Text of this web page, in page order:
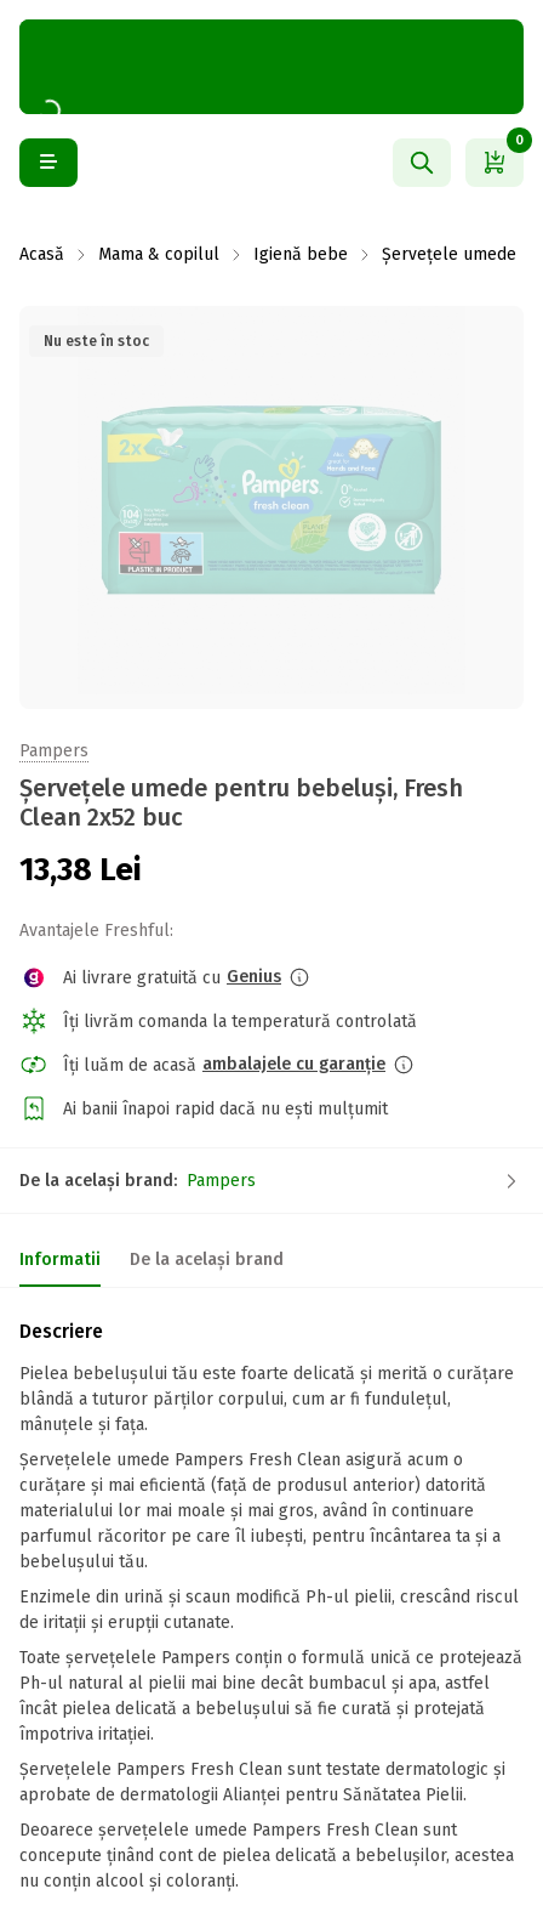
0
Acasă Mama & copilul Igienă bebe Șervețele umede
Nu este în stoc
Pampers
Șervețele umede pentru bebeluși, Fresh
Clean 2x52 buc
13,38 Lei
Avantajele Freshful:
Ai livrare gratuită cu Genius
Îți livrăm comanda la temperatură controlată
Îți luăm de acasă ambalajele cu garanție
Ai banii înapoi rapid dacă nu ești mulțumit
De la același brand: Pampers
Informatii De la același brand
Descriere
Pielea bebelușului tău este foarte delicată și merită o curățare
blândă a tuturor părților corpului, cum ar fi fundulețul,
mânuțele și fața.
Șervețelele umede Pampers Fresh Clean asigură acum o
curățare și mai eficientă (față de produsul anterior) datorită
materialului lor mai moale și mai gros, având în continuare
parfumul răcoritor pe care îl iubești, pentru încântarea ta și a
bebelușului tău.
Enzimele din urină şi scaun modifică Ph-ul pielii, crescând riscul
de iritaţii şi erupţii cutanate.
Toate șervețelele Pampers conțin o formulă unică ce protejează
Ph-ul natural al pielii mai bine decât bumbacul și apa, astfel
încât pielea delicată a bebelușului să fie curată și protejată
împotriva iritației.
Șervețelele Pampers Fresh Clean sunt testate dermatologic și
aprobate de dermatologii Alianței pentru Sănătatea Pielii.
Deoarece șervețelele umede Pampers Fresh Clean sunt
concepute ținând cont de pielea delicată a bebelușilor, acestea
nu conțin alcool și coloranți.